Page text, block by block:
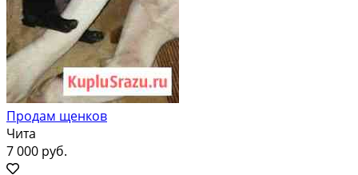
Продам щенков
Чита
7 000 руб.